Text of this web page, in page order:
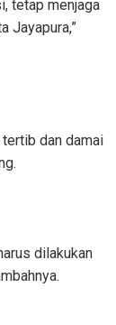
tetap menjaga
Jayapura,”
dan damai
dilakukan